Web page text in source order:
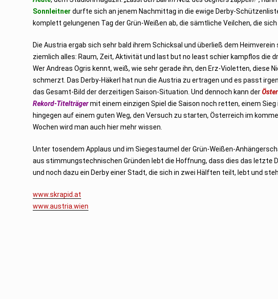
Sonnleitner durfte sich an jenem Nachmittag in die ewige Derby-
komplett gelungenen Tag der Grün-Weißen ab, die sämtliche Veilchen, die
Die Austria ergab sich sehr bald ihrem Schicksal und überließ dem Heimverein
ziemlich alles: Raum, Zeit, Aktivität und last but no least schier kampflos die
Wer Andreas Ogris kennt, weiß, wie sehr gerade ihn, den Erz-Violetten, diese
schmerzt. Das Derby-Häkerl hat nun die Austria zu ertragen und es passt
das Gesamt-Bild der derzeitigen Saison-Situation. Und dennoch kann der
Rekord-Titelträgermit einem einzigen Spiel die Saison noch retten, einem
hingegen auf einem guten Weg, den Versuch zu starten, Österreich im
Wochen wird man auch hier mehr wissen.
Unter tosendem Applaus und im Siegestaumel der Grün-Weißen-
aus stimmungstechnischen Gründen lebt die Hoffnung, dass dies das letzte
und noch dazu ein Derby einer Stadt, die sich in zwei Hälften teilt, lebt und
www.skrapid.at
www.austria.wien